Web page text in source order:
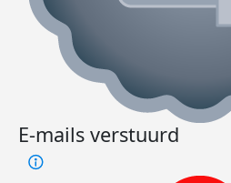
E-mails verstuurd